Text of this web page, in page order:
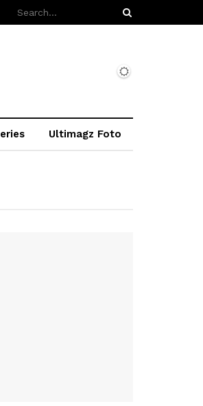
Ultimagz Foto